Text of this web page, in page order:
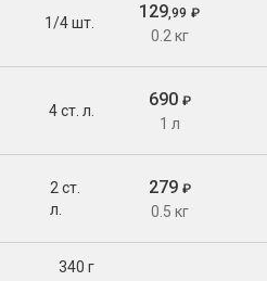
1/4 шт.
129,99 ₽
0.2 кг
4 ст. л.
690 ₽
1 л
2 ст.
л.
279 ₽
0.5 кг
340 г